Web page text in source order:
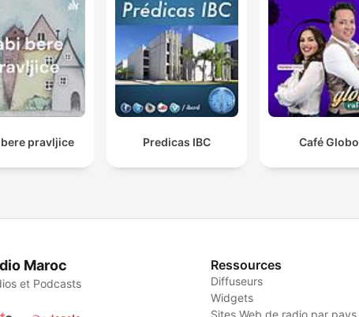
pravljice Predicas IBC Café Globo
Maroc
et Podcasts
Ressources
Diffuseurs
Widgets
Sites Web de radio par pays